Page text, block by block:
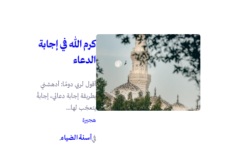
كرم الله في إجابة
الدعاء
أقول لربي دومًا: أدهشني
بطريقة إجابة دعائي، إجابةً
يتعجّب لها...
هجيرة
فيأسنة الضياء.